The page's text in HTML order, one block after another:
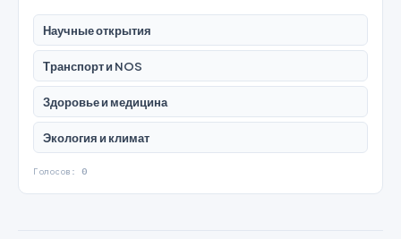
Научные открытия
Транспорт и NOS
Здоровье и медицина
Экология и климат
Голосов: 0